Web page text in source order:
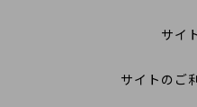
サイ
サイトのご